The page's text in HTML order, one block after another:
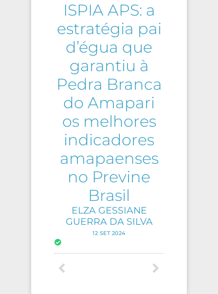
ISPIA APS: a
estratégia pai
d’égua que
garantiu à
Pedra Branca
do Amapari
os melhores
indicadores
amapaenses
no Previne
Brasil
ELZA GESSIANE
GUERRA DA SILVA
12 SET 2024